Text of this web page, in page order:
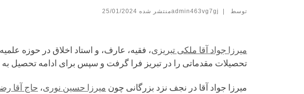
توسط admin463vg7gj
25/01/2024
میرزا جواد آقا ملکی تبریزی، فقیه، عارف، و استاد اخلاق در حوزه
تحصیلات مقدماتی را در تبریز فرا گرفت و سپس برای ادامه تحصیل
میرزا جواد آقا در نجف نزد بزرگانی چون میرزا حسین نوری، حاج آقا